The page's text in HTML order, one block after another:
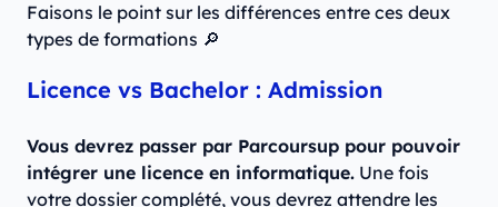
Faisons le point sur les différences entre ces deux
types de formations 🔎
Licence vs Bachelor : Admission
Vous devrez passer par Parcoursup pour pouvoir
intégrer une licence en informatique. Une fois
votre dossier complété, vous devrez attendre les